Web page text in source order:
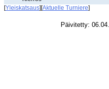
[Yleiskatsaus][Aktuelle Turniere]
Päivitetty: